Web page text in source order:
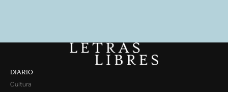
DIARIO
Cultura